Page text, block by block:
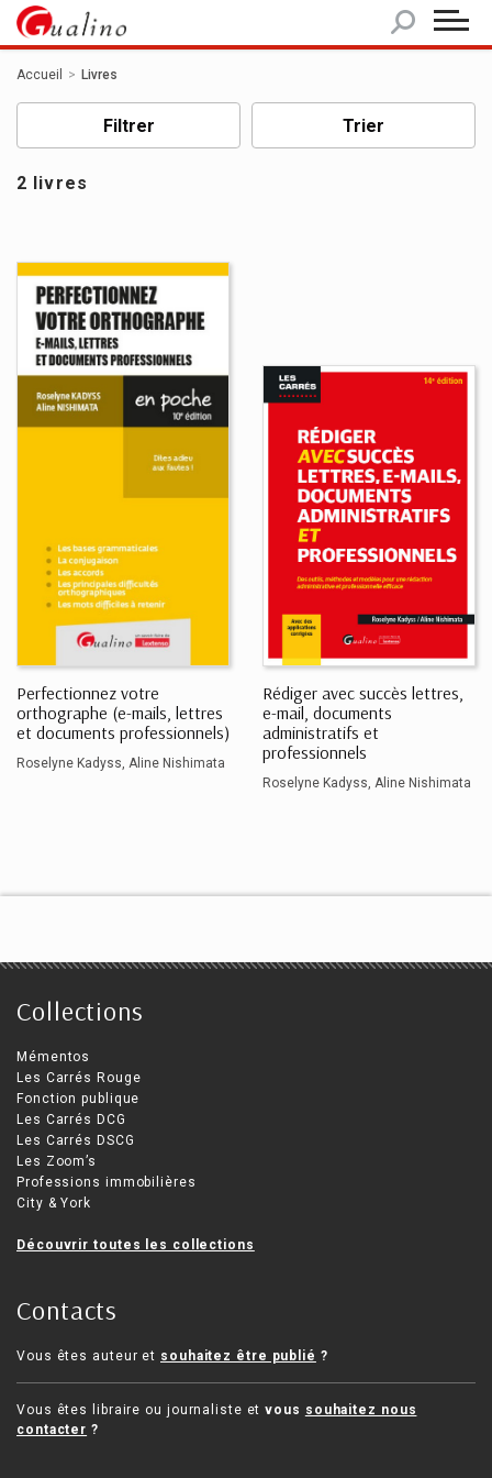
Accueil Livres
Filtrer Trier
2 livres
Perfectionnez votre
orthographe (e-mails, lettres
et documents professionnels)
Roselyne Kadyss Aline Nishimata
Rédiger avec succès lettres,
e-mail, documents
administratifs et
professionnels
Roselyne Kadyss Aline Nishimata
Collections
Mémentos
Les Carrés Rouge
Fonction publique
Les Carrés DCG
Les Carrés DSCG
Les Zoom’s
Professions immobilières
City & York
Découvrir toutes les collections
Contacts
Vous êtes auteur et souhaitez être publié ?
Vous êtes libraire ou journaliste etvous souhaitez nous
contacter ?
Panneau de gestion des cookies